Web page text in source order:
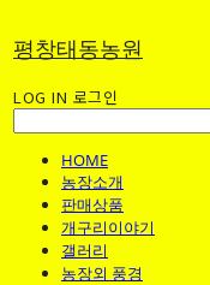
평창태동농원
LOG IN 로그인
HOME
농장소개
판매상품
개구리이야기
갤러리
농장외 풍경